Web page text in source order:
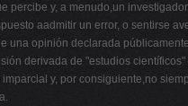
percibe y, a menudo,un
aadmitir un error, o sentirse
una opinión declarada
derivada de "estudios
y, por consiguiente,no